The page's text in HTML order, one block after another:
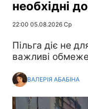
необхідні
22:00 05.08.2026 Ср
Пільга діє не
важливі
ВАЛЕРІЯ АБАБІНА